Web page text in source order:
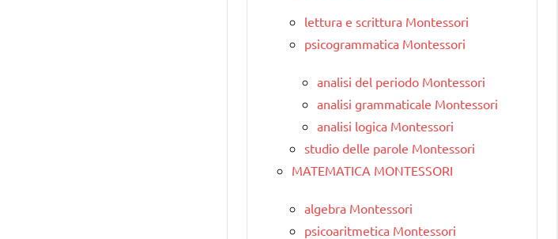
lettura e scrittura Montessori
psicogrammatica Montessori
analisi del periodo Montessori
analisi grammaticale Montessori
analisi logica Montessori
studio delle parole Montessori
MATEMATICA MONTESSORI
algebra Montessori
psicoaritmetica Montessori